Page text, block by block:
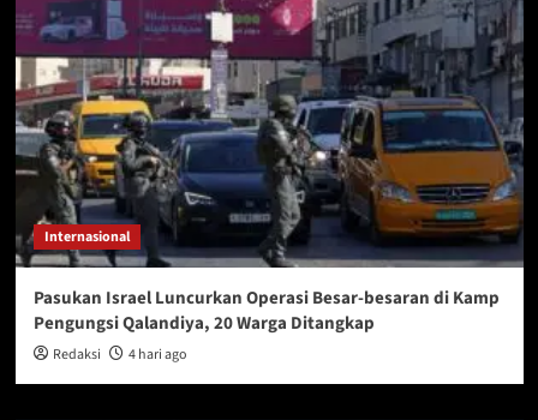
Internasional
Pasukan Israel Luncurkan Operasi Besar-besaran di Kamp
Pengungsi Qalandiya, 20 Warga Ditangkap
Redaksi 4 hari ago